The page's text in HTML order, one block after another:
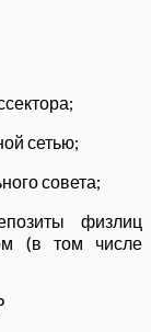
сетью;
совета;
физлиц
(в том числе